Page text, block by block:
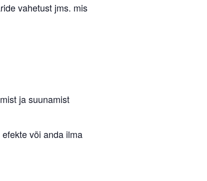
vahetust jms. mis
ja suunamist
või anda ilma